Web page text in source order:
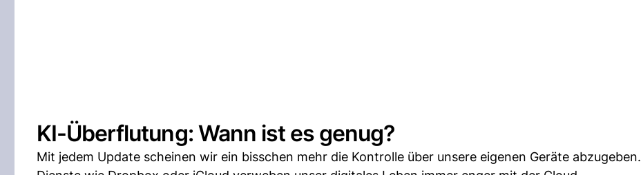
KI-Überflutung: Wann ist es genug?
Mit jedem Update scheinen wir ein bisschen mehr die Kontrolle über unsere eigenen Geräte abzugeben.